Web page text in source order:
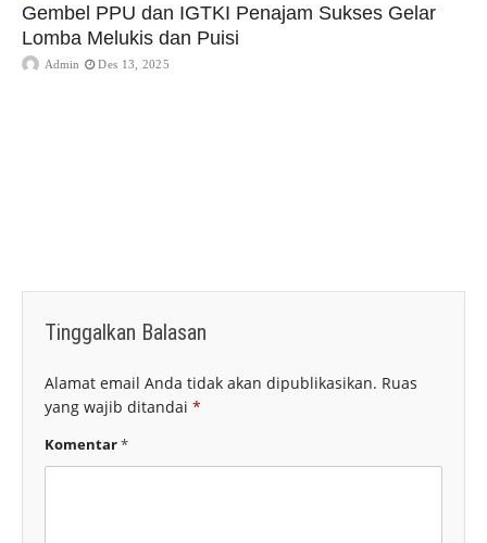
Gembel PPU dan IGTKI Penajam Sukses Gelar
Lomba Melukis dan Puisi
Admin Des 13, 2025
Tinggalkan Balasan
Alamat email Anda tidak akan dipublikasikan. Ruas
yang wajib ditandai *
Komentar*